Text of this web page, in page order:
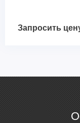
Запросить